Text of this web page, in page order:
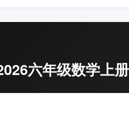
六年级数学上